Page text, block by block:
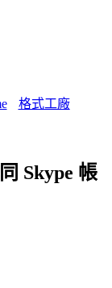
格式工廠
Skype 帳